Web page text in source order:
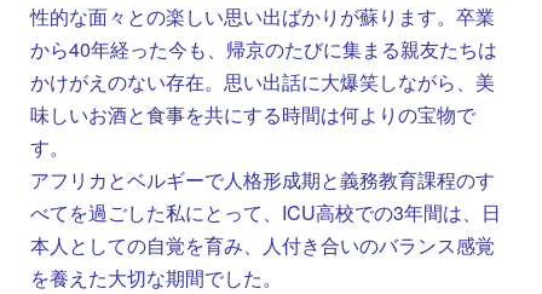
性的な面々との楽しい思い出ばかりが蘇ります。卒業
から40年経った今も、帰京のたびに集まる親友たちは
かけがえのない存在。思い出話に大爆笑しながら、美
味しいお酒と食事を共にする時間は何よりの宝物で
す。
アフリカとベルギーで人格形成期と義務教育課程のす
べてを過ごした私にとって、ICU高校での3年間は、日
本人としての自覚を育み、人付き合いのバランス感覚
を養えた大切な期間でした。